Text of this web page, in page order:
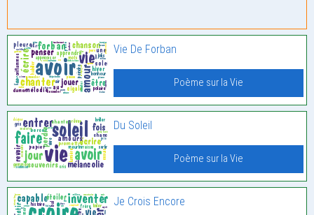
Vie De Forban
Poème sur la Vie
Du Soleil
Poème sur la Vie
Je Crois Encore